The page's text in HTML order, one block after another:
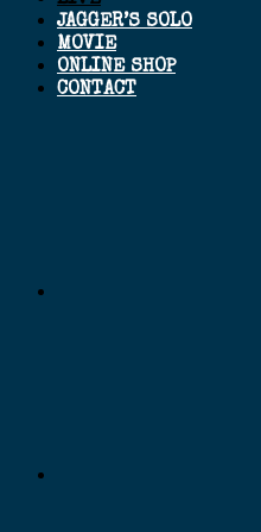
JAGGER’S SOLO
MOVIE
ONLINE SHOP
CONTACT